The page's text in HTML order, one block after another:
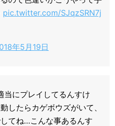
pic.twitter.com/SJqzSRN7j
年5月19日
当にプレイしてるんすけ
したらカゲボウズがいて、
てね…こんな事あるんす